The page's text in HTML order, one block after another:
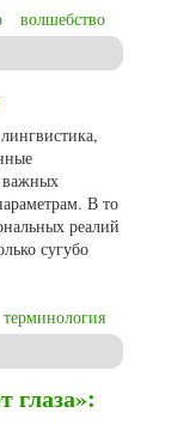
волшебство
важных
В то
реалий
сугубо
терминология